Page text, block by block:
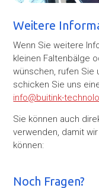
Weitere
Wenn Sie weitere
kleinen Faltenbälge
wünschen, rufen Sie
schicken Sie uns
info@buitink-
Sie können auch
verwenden, damit
können:
Noch Fragen?